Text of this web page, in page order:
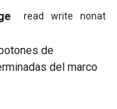
read write
de
del marco